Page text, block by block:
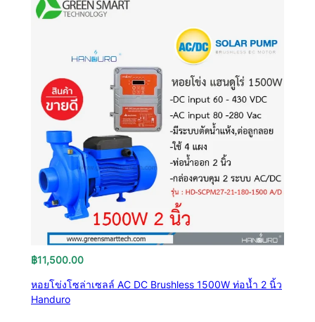
฿11,500.00
หอยโข่งโซล่าเซลล์ AC DC Brushless 1500W ท่อน้ำ 2 นิ้ว
Handuro